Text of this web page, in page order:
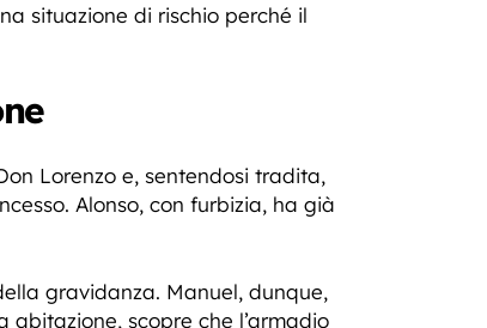
situazione di rischio perché il
Lorenzo e, sentendosi tradita,
Alonso, con furbizia, ha già
gravidanza. Manuel, dunque,
scopre che l’armadio